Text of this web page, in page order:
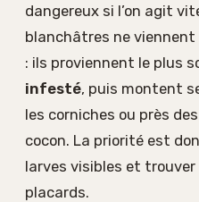
dangereux si l’on agit
blanchâtres ne
: ils proviennent le plus
infesté, puis montent
les corniches ou près
cocon. La priorité est
larves visibles et trouver
placards.